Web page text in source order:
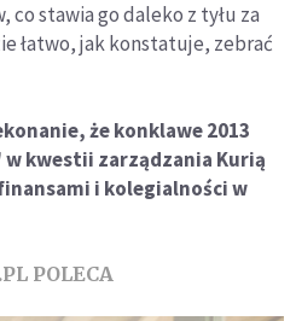
co stawia go daleko z tyłu za
łatwo, jak konstatuje, zebrać
że konklawe 2013
kwestii zarządzania Kurią
i kolegialności w
POLECA